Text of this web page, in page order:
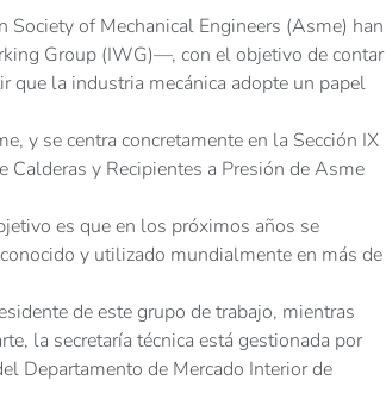
Society of Mechanical Engineers (Asme) han
Group (IWG)—, con el objetivo de contar
que la industria mecánica adopte un papel
y se centra concretamente en la Sección IX
Calderas y Recipientes a Presión de Asme
es que en los próximos años se
y utilizado mundialmente en más de
de este grupo de trabajo, mientras
la secretaría técnica está gestionada por
Departamento de Mercado Interior de